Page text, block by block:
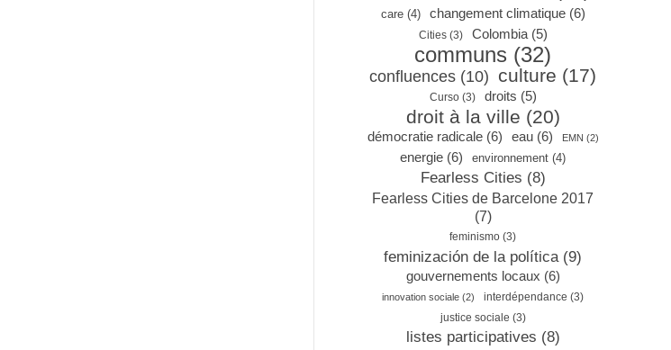
care(4) changement climatique(6)
Cities(3) Colombia(5)
communs (32)
confluences (10) culture (17)
Curso(3) droits (5)
droit à la ville (20)
démocratie radicale(6) eau(6) EMN (2)
energie (6) environnement (4)
Fearless Cities (8)
Fearless Cities de Barcelone 2017
(7)
feminismo (3)
feminización de la política(9)
gouvernements locaux (6)
innovation sociale (2) interdépendance (3)
justice sociale (3)
listes participatives (8)